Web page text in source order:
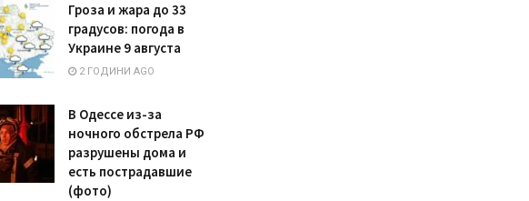
Гроза и жара до 33
градусов: погода в
Украине 9 августа
2 ГОДИНИ AGO
В Одессе из-за
ночного обстрела РФ
разрушены дома и
есть пострадавшие
(фото)